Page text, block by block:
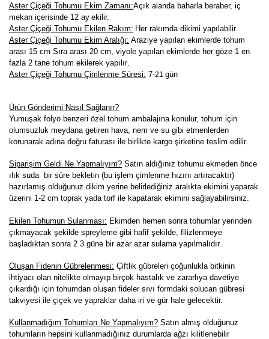
Aster Çiçeği Tohumu Ekim Zamanı:Açık alanda baharla beraber, iç
mekan içerisinde 12 ay ekilir.
Aster Çiçeği Tohumu Ekilen Rakım: Her rakımda dikimi yapılabilir.
Aster Çiçeği Tohumu Ekim Aralığı: Araziye yapılan ekimlerde tohum
arası 15 cm Sıra arası 20 cm, viyole yapılan ekimlerde her göze 1 en
fazla 2 tane tohum ekilerek yapılır.
Aster Çiçeği Tohumu Çimlenme Süresi: 7-21 gün
Ürün Gönderimi Nasıl Sağlanır?
Yumuşak folyo benzeri özel tohum ambalajına konulur, tohum için
olumsuzluk meydana getiren hava, nem ve su gibi etmenlerden
korunarak adına doğru faturası ile birlikte kargo şirketine teslim edilir.
Siparişim Geldi Ne Yapmalıyım? Satın aldığınız tohumu ekmeden önce
ılık suda bir süre bekletin (bu işlem çimlenme hızını artıracaktır)
hazırlamış olduğunuz dikim yerine belirlediğiniz aralıkta ekimini yaparak
üzerini 1-2 cm toprak yada torf ile kapatarak ekimini sağlayabilirsiniz.
Ekilen Tohumun Sulanması: Ekimden hemen sonra tohumlar yerinden
çıkmayacak şekilde spreyleme gibi hafif şekilde, filizlenmeye
başladıktan sonra 2 3 güne bir azar azar sulama yapılmalıdır.
Oluşan Fidenin Gübrelenmesi: Çiftlik gübreleri çoğunlukla bitkinin
ihtiyacı olan nitelikte olmayıp birçok hastalık ve zararlıya davetiye
çıkardığı için tohumdan oluşan fideler sıvı formdaki solucan gübresi
takviyesi ile çiçek ve yapraklar daha iri ve gür hale gelecektir.
Kullanmadığım Tohumları Ne Yapmalıyım? Satın almış olduğunuz
tohumların hepsini kullanmadığınız durumlarda ağzı kilitlenebilir